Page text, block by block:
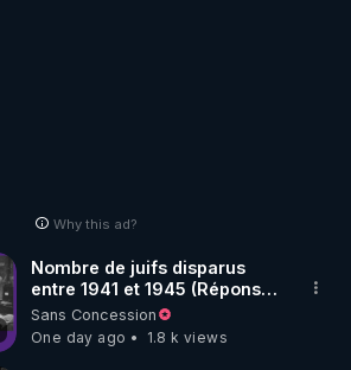
Why this ad?
Nombre de juifs disparus
entre 1941 et 1945 (Réponse
à mes accusateurs)
Sans Concession
One day ago
1.8 k views